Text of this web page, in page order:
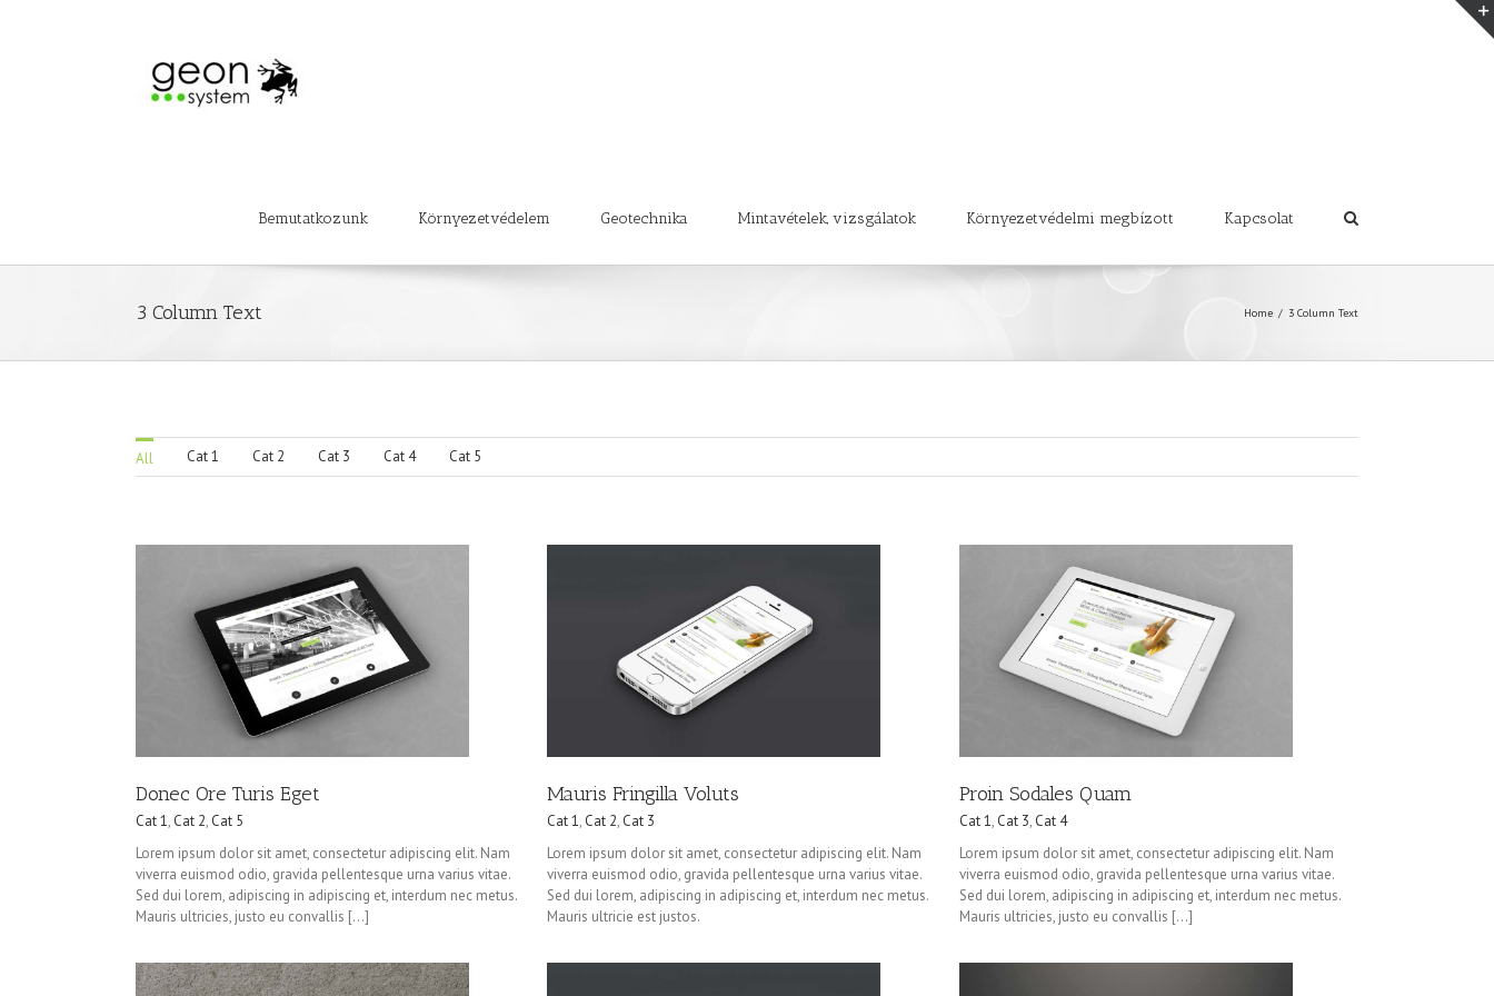
Bemutatkozunk Környezetvédelem Geotechnika Mintavételek, vizsgálatok Környezetvédelmi megbízott Kapcsolat
3 Column Text Home / 3 Column Text
All Cat 1 Cat 2 Cat 3 Cat 4 Cat 5
Donec Ore Turis Eget
Cat 1, Cat 2, Cat 5
Lorem ipsum dolor sit amet, consectetur adipiscing elit. Nam
viverra euismod odio, gravida pellentesque urna varius vitae.
Sed dui lorem, adipiscing in adipiscing et, interdum nec metus.
Mauris ultricies, justo eu convallis [...]
Mauris Fringilla Voluts
Cat 1
Cat 2
Mauris Fringilla Voluts
Cat 1, Cat 2, Cat 3
Lorem ipsum dolor sit amet, consectetur adipiscing elit. Nam
viverra euismod odio, gravida pellentesque urna varius vitae.
Sed dui lorem, adipiscing in adipiscing et, interdum nec metus.
Mauris ultricie est justos.
Proin Sodales Quam
Proin Sodales Quam
Cat 1, Cat 3, Cat 4
Lorem ipsum dolor sit amet, consectetur adipiscing elit. Nam
viverra euismod odio, gravida pellentesque urna varius vitae.
Sed dui lorem, adipiscing in adipiscing et, interdum nec metus.
Mauris ultricies, justo eu convallis [...]